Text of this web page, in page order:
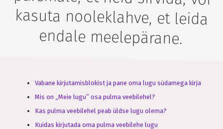
endale meelepärane.
Vabane kirjutamisblokist ja pane oma lugu südamega kirja
Mis on „Meie lugu” osa pulma veebilehel?
Kas pulma veebilehel peab üldse lugu olema?
Kuidas kirjutada oma pulma veebilehe lugu